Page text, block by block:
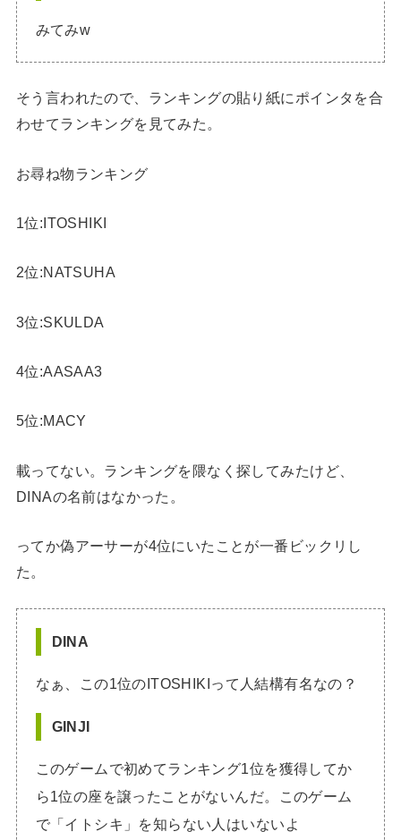
みてみw
そう言われたので、ランキングの貼り紙にポインタを合
わせてランキングを見てみた。
お尋ね物ランキング
1位:ITOSHIKI
2位:NATSUHA
3位:SKULDA
4位:AASAA3
5位:MACY
載ってない。ランキングを隈なく探してみたけど、
DINAの名前はなかった。
ってか偽アーサーが4位にいたことが一番ビックリし
た。
DINA
なぁ、この1位のITOSHIKIって人結構有名なの？
GINJI
このゲームで初めてランキング1位を獲得してか
ら1位の座を譲ったことがないんだ。このゲーム
で「イトシキ」を知らない人はいないよ